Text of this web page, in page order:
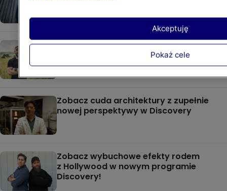
Nowa przygoda Dawida Andresa -
Zobacz cuda architektury z zupełnie
nowej perspektywy w Discovery
Zobacz wybuchowe efekty rodem
z Hollywood w nowym programie
Discovery!
Pokaż cele
Akceptuję